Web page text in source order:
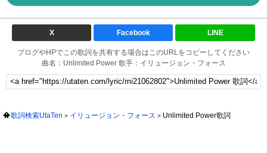
X Facebook LINE
ブログやHPでこの歌詞を共有する場合はこのURLをコピーしてください
曲名：Unlimited Power 歌手：イリュージョン・フォース
歌詞検索UtaTen イリュージョン・フォース Unlimited Power歌詞